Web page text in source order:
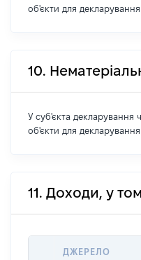
об'єкти для декларування
10.
У суб'єкта декларування
об'єкти для декларування
11. Доходи, у
ДЖЕРЕЛО